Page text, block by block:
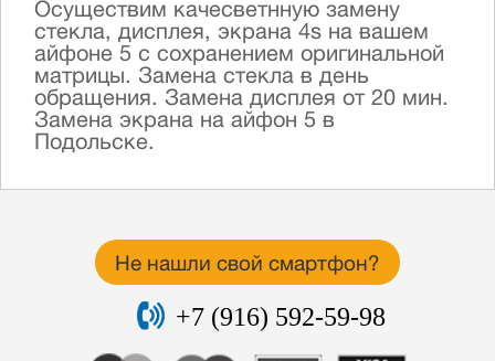
Осуществим качесветнную замену
стекла, дисплея, экрана 4s на вашем
айфоне 5 с сохранением оригинальной
матрицы. Замена стекла в день
обращения. Замена дисплея от 20 мин.
Замена экрана на айфон 5 в
Подольске.
Не нашли свой смартфон?
+7 (916) 592-59-98